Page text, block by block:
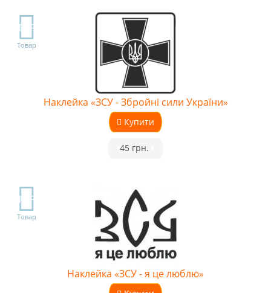
TOP
Товар
Наклейка «ЗСУ - Збройні сили України»
Купити
45 грн.
TOP
Товар
Наклейка «ЗСУ - я це люблю»